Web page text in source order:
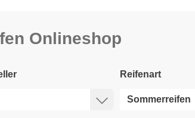
Onlineshop
Reifenart